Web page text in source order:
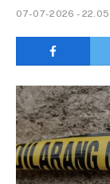
07-07-2026 - 22.05